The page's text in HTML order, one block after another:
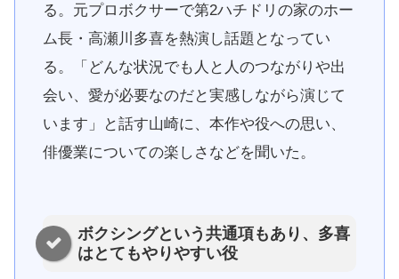
る。元プロボクサーで第2ハチドリの家のホー
ム長・高瀬川多喜を熱演し話題となってい
る。「どんな状況でも人と人のつながりや出
会い、愛が必要なのだと実感しながら演じて
います」と話す山崎に、本作や役への思い、
俳優業についての楽しさなどを聞いた。
ボクシングという共通項もあり、多喜
はとてもやりやすい役